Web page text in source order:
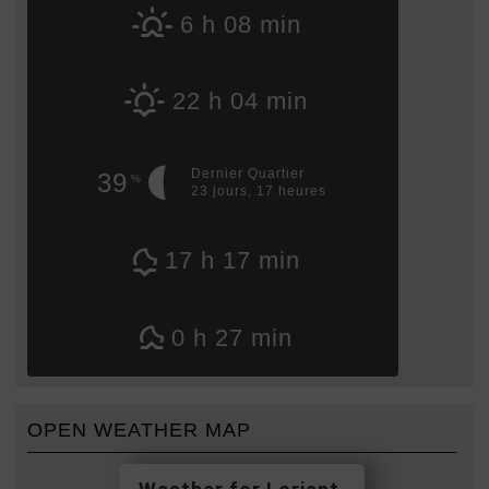
6 h 08 min
22 h 04 min
39 %
Dernier Quartier
23 jours, 17 heures
17 h 17 min
0 h 27 min
OPEN WEATHER MAP